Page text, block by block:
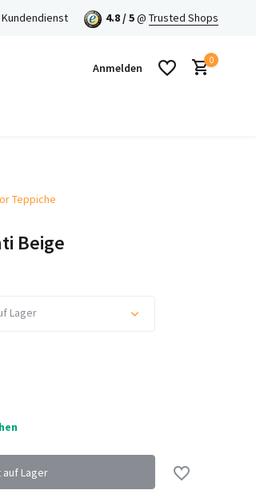
Kundendienst 4.8 / 5@ Trusted Shops
Anmelden
0
Teppiche
Beige
Lager
auf Lager